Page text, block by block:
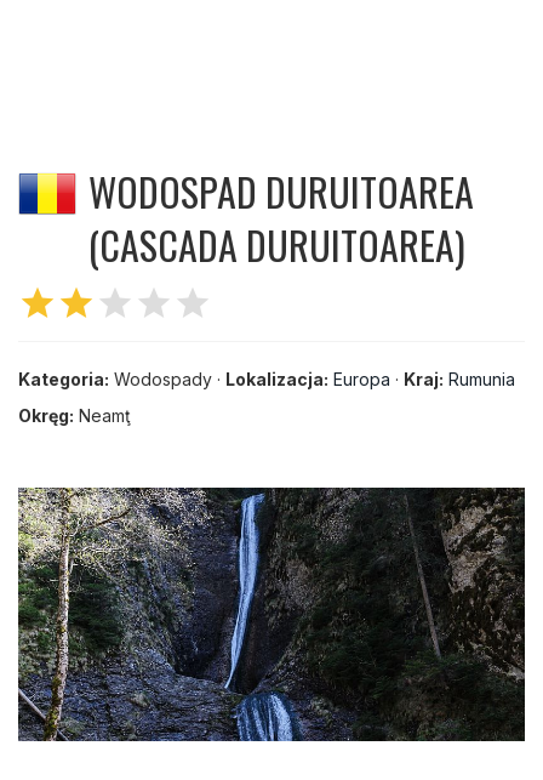
WODOSPAD DURUITOAREA
(CASCADA DURUITOAREA)
starstar star star star
Kategoria: Wodospady · Lokalizacja: Europa · Kraj: Rumunia
Okręg: Neamţ